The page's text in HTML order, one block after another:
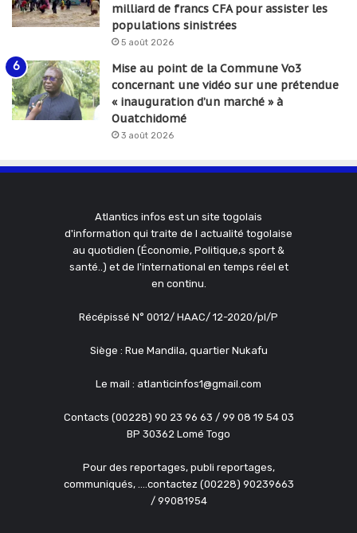
milliard de francs CFA pour assister les
populations sinistrées
5 août 2026
Mise au point de la Commune Vo3
concernant une vidéo sur une prétendue
« inauguration d’un marché » à
Ouatchidomé
3 août 2026
Atlantics infos est un site togolais
d'information qui traite de l actualité togolaise
au quotidien (Économie, Politique,s sport &
santé..) et de l'international en temps réel et
en continu.
Récépissé N° 0012/ HAAC/ 12-2020/pl/P
Siège : Rue Mandila, quartier Nukafu
Le mail : atlanticinfos1@gmail.com
Contacts (00228) 90 23 96 63 / 99 08 19 54 03
BP 30362 Lomé Togo
Pour des reportages, publi reportages,
communiqués, ....contactez (00228) 90239663
/ 99081954